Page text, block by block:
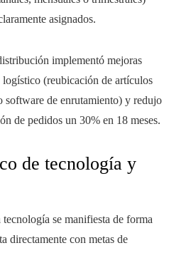
asignados.
implementó mejoras
logístico (reubicación de artículos
software de enrutamiento) y redujo
de pedidos un 30% en 18 meses.
de tecnología y
se manifiesta de forma
directamente con metas de